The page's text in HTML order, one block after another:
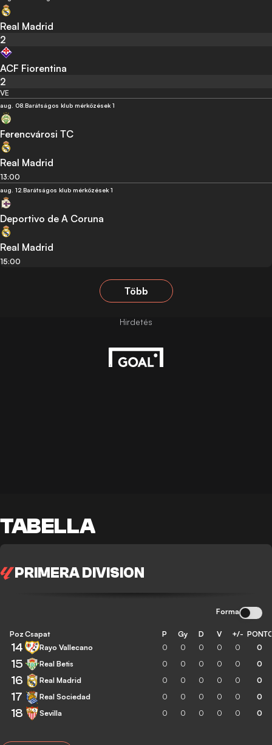
Real Madrid
2
ACF Fiorentina
2
VE
aug. 08. Barátságos klub mérközések 1
Ferencvárosi TC
Real Madrid
13:00
aug. 12. Barátságos klub mérközések 1
Deportivo de A Coruna
Real Madrid
15:00
Több
TABELLA
PRIMERA DIVISION
Forma
Poz Csapat P Gy D V +/-
14 Rayo Vallecano 0 0 0 0 0 0
15 Real Betis 0 0 0 0 0 0
16 Real Madrid 0 0 0 0 0 0
17 Real Sociedad 0 0 0 0 0 0
18 Sevilla 0 0 0 0 0 0